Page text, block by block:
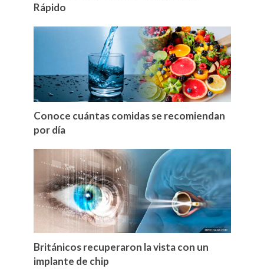
Rápido
Conoce cuántas comidas se recomiendan
por día
Británicos recuperaron la vista con un
implante de chip